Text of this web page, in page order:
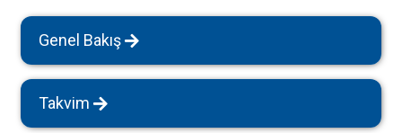
Genel Bakış
Takvim